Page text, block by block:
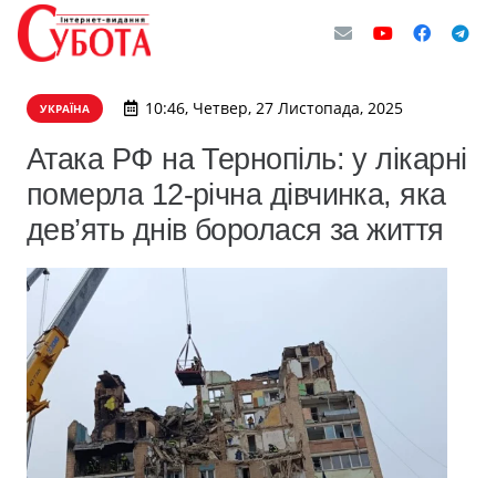
УКРАЇНА 10:46, Четвер, 27 Листопада, 2025
Атака РФ на Тернопіль: у лікарні
померла 12-річна дівчинка, яка
дев’ять днів боролася за життя